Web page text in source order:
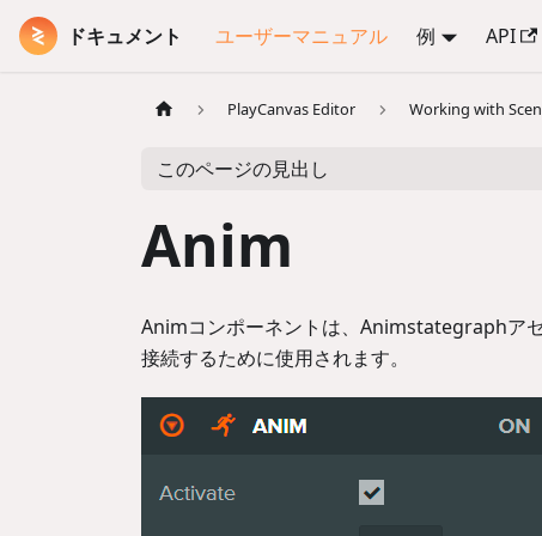
ドキュメント ユーザーマニュアル 例 API
PlayCanvas Editor Working with
このページの見出し
Anim
Animコンポーネントは、Animstategraphア
接続するために使用されます。